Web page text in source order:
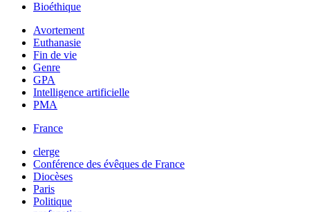
Bioéthique
Avortement
Euthanasie
Fin de vie
Genre
GPA
Intelligence artificielle
PMA
France
clerge
Conférence des évêques de France
Diocèses
Paris
Politique